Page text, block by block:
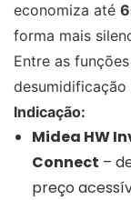
economiza até
forma mais
Entre as
desumidificação
Indicação:
Midea HW
Connect –
preço